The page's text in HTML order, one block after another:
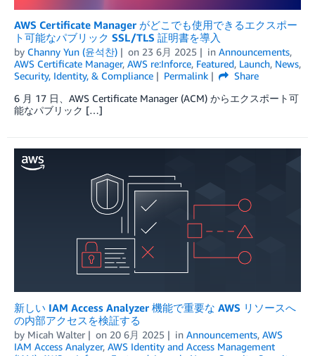
AWS Certificate Manager がどこでも使用できるエクスポー
ト可能なパブリック SSL/TLS 証明書を導入
by Channy Yun (윤석찬) on 23 6月 2025 in Announcements,
AWS Certificate Manager, AWS re:Inforce, Featured, Launch, News,
Security, Identity, & Compliance
Permalink
Share
6 月 17 日、AWS Certificate Manager (ACM) からエクスポート可
能なパブリック […]
新しい IAM Access Analyzer 機能で重要な AWS リソースへ
の内部アクセスを検証する
by Micah Walter on 20 6月 2025 in Announcements, AWS
IAM Access Analyzer, AWS Identity and Access Management